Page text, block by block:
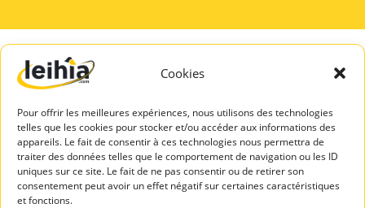
Cookies
Pour offrir les meilleures expériences, nous utilisons des technologies
telles que les cookies pour stocker et/ou accéder aux informations des
appareils. Le fait de consentir à ces technologies nous permettra de
traiter des données telles que le comportement de navigation ou les ID
uniques sur ce site. Le fait de ne pas consentir ou de retirer son
consentement peut avoir un effet négatif sur certaines caractéristiques
et fonctions.
A PROPOS
Mentions légales
Politique de
confidentialité
Blog Leihia
Espace Candidats
Leihia – Bilan de
compétences
Leihia – Coaching